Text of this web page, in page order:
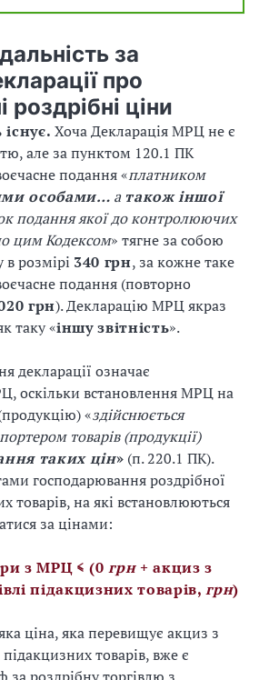
за
про
ціни
Хоча Декларація МРЦ не є
але за пунктом 120.1 ПК
подання «платником
особами… а також іншої
подання якої до контролюючих
цим Кодексом» тягне за собою
розмірі 340 грн, за кожне таке
подання (повторно
грн). Декларацію МРЦ якраз
таку «іншу звітність».
декларації означає
оскільки встановлення МРЦ на
«здійснюється
товарів (продукції)
таких цін» (п. 220.1 ПК).
господарювання роздрібної
товарів, на які встановлюються
за цінами:
з МРЦ ≤ (0грн+ акциз з
підакцизних товарів,грн)
ціна, яка перевищує акциз з
підакцизних товарів, вже є